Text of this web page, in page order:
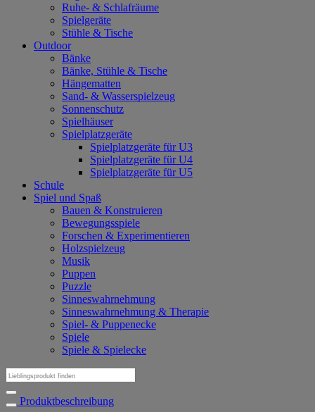
Ruhe- & Schlafräume
Spielgeräte
Stühle & Tische
Outdoor
Bänke
Bänke, Stühle & Tische
Hängematten
Sand- & Wasserspielzeug
Sonnenschutz
Spielhäuser
Spielplatzgeräte
Spielplatzgeräte für U3
Spielplatzgeräte für U4
Spielplatzgeräte für U5
Schule
Spiel und Spaß
Bauen & Konstruieren
Bewegungsspiele
Forschen & Experimentieren
Holzspielzeug
Musik
Puppen
Puzzle
Sinneswahrnehmung
Sinneswahrnehmung & Therapie
Spiel- & Puppenecke
Spiele
Spiele & Spielecke
Suchen
nach:
Produktbeschreibung